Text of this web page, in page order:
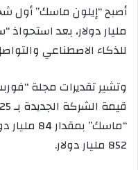
مليار دولار، بعد
للذكاء الاصطناعي
وتشير تقديرات مجلة
“ماسك”
852 مليار دولار.